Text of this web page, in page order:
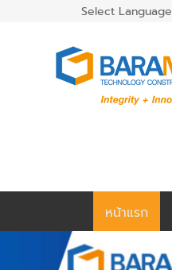
Select Language
หน้าแรก